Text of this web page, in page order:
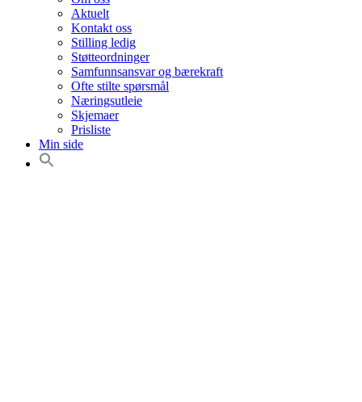
Aktuelt
Kontakt oss
Stilling ledig
Støtteordninger
Samfunnsansvar og bærekraft
Ofte stilte spørsmål
Næringsutleie
Skjemaer
Prisliste
Min side